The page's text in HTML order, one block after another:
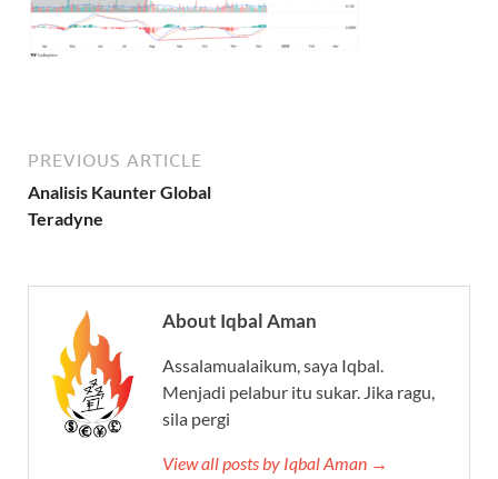
PREVIOUS ARTICLE
Analisis Kaunter Global
Teradyne
About Iqbal Aman
Assalamualaikum, saya Iqbal.
Menjadi pelabur itu sukar. Jika ragu,
sila pergi
View all posts by Iqbal Aman →